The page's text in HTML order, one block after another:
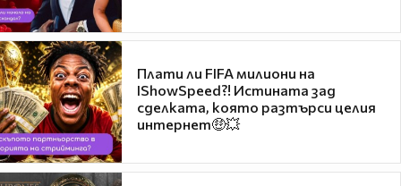
Плати ли FIFA милиони на
IShowSpeed?! Истината зад
сделката, която разтърси целия
интернет🤑💥